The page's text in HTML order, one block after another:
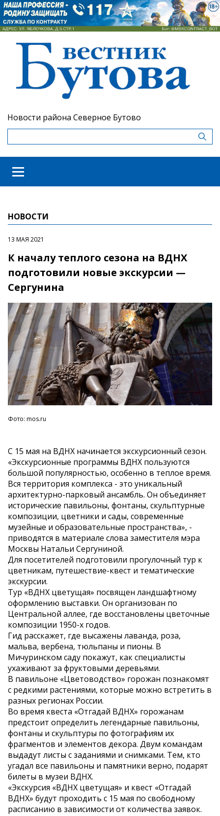
Новости района Северное Бутово
НОВОСТИ
13 МАЯ 2021
К началу теплого сезона на ВДНХ
подготовили новые экскурсии —
Сергунина
Фото: mos.ru
С 15 мая на ВДНХ начинается экскурсионный сезон.
«Экскурсионные программы ВДНХ пользуются
большой популярностью, особенно в теплое время.
Вся территория комплекса - это уникальный
архитектурно-парковый ансамбль. Он объединяет
исторические павильоны, фонтаны, скульптурные
композиции, цветники и сады, современные
музейные и образовательные пространства», -
приводятся в материале слова заместителя мэра
Москвы Натальи Сергуниной.
Для посетителей подготовили прогулочный тур к
цветникам, путешествие-квест и тематические
экскурсии.
Тур «ВДНХ цветущая» посвящен ландшафтному
оформлению выставки. Он организован по
Центральной аллее, где восстановлены цветочные
композиции 1950-х годов.
Гид расскажет, где высажены лаванда, роза,
мальва, вербена, тюльпаны и пионы. В
Мичуринском саду покажут, как специалисты
ухаживают за фруктовыми деревьями.
В павильоне «Цветоводство» горожан познакомят
с редкими растениями, которые можно встретить в
разных регионах России.
Во время квеста «Отгадай ВДНХ» горожанам
предстоит определить легендарные павильоны,
фонтаны и скульптуры по фотографиям их
фрагментов и элементов декора. Двум командам
выдадут листы с заданиями и снимками. Тем, кто
угадал все павильоны и памятники верно, подарят
билеты в музеи ВДНХ.
«Экскурсия «ВДНХ цветущая» и квест «Отгадай
ВДНХ» будут проходить с 15 мая по свободному
расписанию в зависимости от количества заявок.